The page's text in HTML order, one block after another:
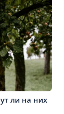
ли на них